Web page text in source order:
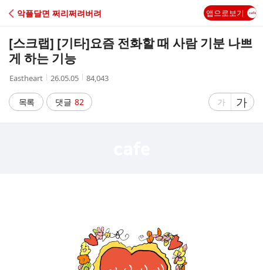
C
A
악플달면 쩌리쩌려버려 앱으로보기
[스크랩] [기타]요즘 전화할 때 사람 기분 나쁘
게 하는 기능
작
자
Eastheart
작
시
간
26.05.05
조
수
84,043
목록 댓글 82
글
가
글
자
가